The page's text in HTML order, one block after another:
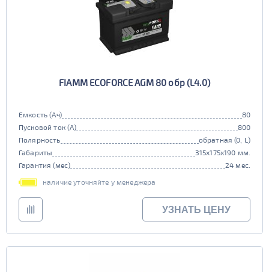
FIAMM ECOFORCE AGM 80 обр (L4.0)
Емкость (Ач)
80
Пусковой ток (А)
800
Полярность
обратная (0, L)
Габариты
315x175x190 мм.
Гарантия (мес)
24 мес.
наличие уточняйте у менеджера
УЗНАТЬ ЦЕНУ